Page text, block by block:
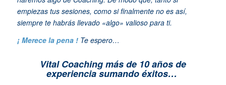
empiezas tus sesiones, como si finalmente no es así,
siempre te habrás llevado «algo» valioso para ti.
¡ Merece la pena ! Te espero…
Vital Coaching más de 10 años de
experiencia sumando éxitos…